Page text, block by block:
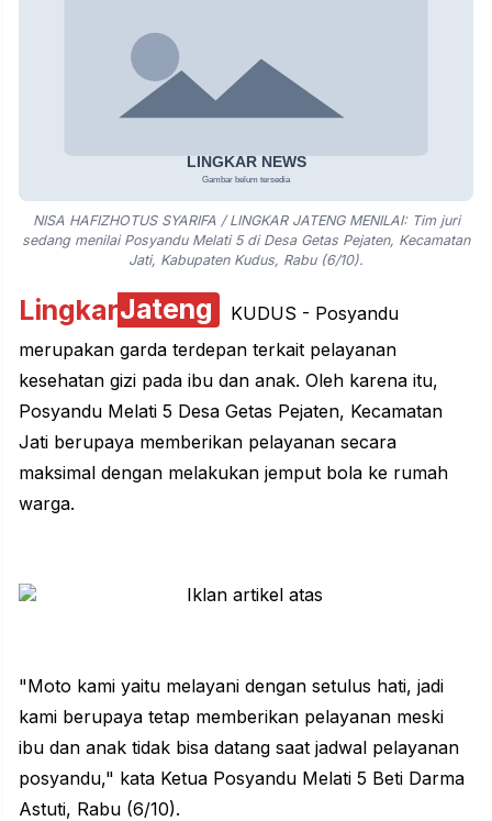
NISA HAFIZHOTUS SYARIFA / LINGKAR JATENG MENILAI: Tim juri
sedang menilai Posyandu Melati 5 di Desa Getas Pejaten, Kecamatan
Jati, Kabupaten Kudus, Rabu (6/10).
LingkarJateng
KUDUS - Posyandu
merupakan garda terdepan terkait pelayanan
kesehatan gizi pada ibu dan anak. Oleh karena itu,
Posyandu Melati 5 Desa Getas Pejaten, Kecamatan
Jati berupaya memberikan pelayanan secara
maksimal dengan melakukan jemput bola ke rumah
warga.
"Moto kami yaitu melayani dengan setulus hati, jadi
kami berupaya tetap memberikan pelayanan meski
ibu dan anak tidak bisa datang saat jadwal pelayanan
posyandu," kata Ketua Posyandu Melati 5 Beti Darma
Astuti, Rabu (6/10).